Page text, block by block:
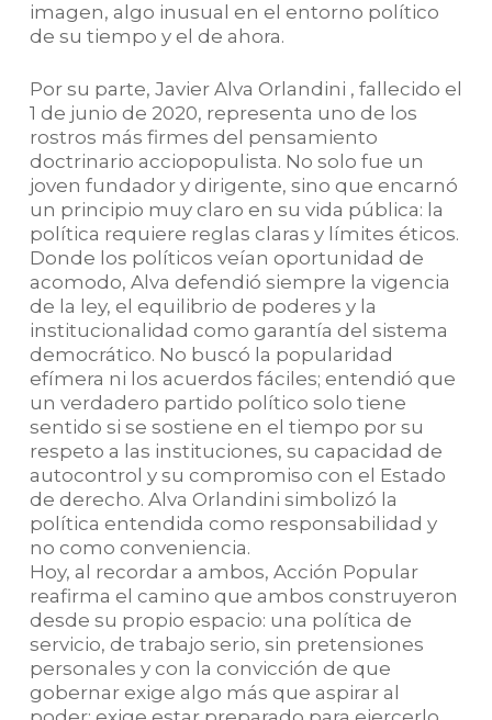
imagen, algo inusual en el entorno político
de su tiempo y el de ahora.
Por su parte, Javier Alva Orlandini , fallecido el
1 de junio de 2020, representa uno de los
rostros más firmes del pensamiento
doctrinario acciopopulista. No solo fue un
joven fundador y dirigente, sino que encarnó
un principio muy claro en su vida pública: la
política requiere reglas claras y límites éticos.
Donde los políticos veían oportunidad de
acomodo, Alva defendió siempre la vigencia
de la ley, el equilibrio de poderes y la
institucionalidad como garantía del sistema
democrático. No buscó la popularidad
efímera ni los acuerdos fáciles; entendió que
un verdadero partido político solo tiene
sentido si se sostiene en el tiempo por su
respeto a las instituciones, su capacidad de
autocontrol y su compromiso con el Estado
de derecho. Alva Orlandini simbolizó la
política entendida como responsabilidad y
no como conveniencia.
Hoy, al recordar a ambos, Acción Popular
reafirma el camino que ambos construyeron
desde su propio espacio: una política de
servicio, de trabajo serio, sin pretensiones
personales y con la convicción de que
gobernar exige algo más que aspirar al